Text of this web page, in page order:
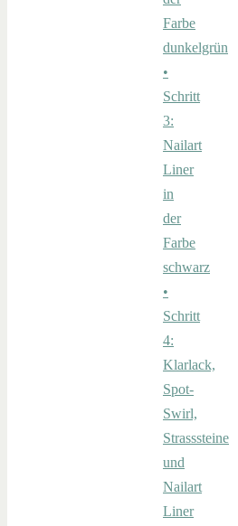
Farbe
dunkelgrün
•
Schritt
3:
Nailart
Liner
in
der
Farbe
schwarz
•
Schritt
4:
Klarlack,
Spot-
Swirl,
Strasssteine
und
Nailart
Liner